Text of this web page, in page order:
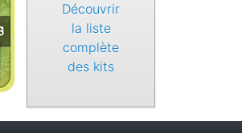
Découvrir
la liste
complète
des kits